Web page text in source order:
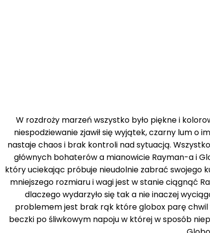
W rozdroży marzeń wszystko było piękne i
niespodziewanie zjawił się wyjątek, czarny lum o
nastaje chaos i brak kontroli nad sytuacją.
głównych bohaterów a mianowicie Rayman-a i
który uciekając próbuje nieudolnie zabrać swojego
mniejszego rozmiaru i wagi jest w stanie ciągnąć
dlaczego wydarzyło się tak a nie inaczej
problemem jest brak rąk które globox parę chwil
beczki po śliwkowym napoju w której w sposób